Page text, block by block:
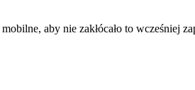
aby nie zakłócało to wcześniej